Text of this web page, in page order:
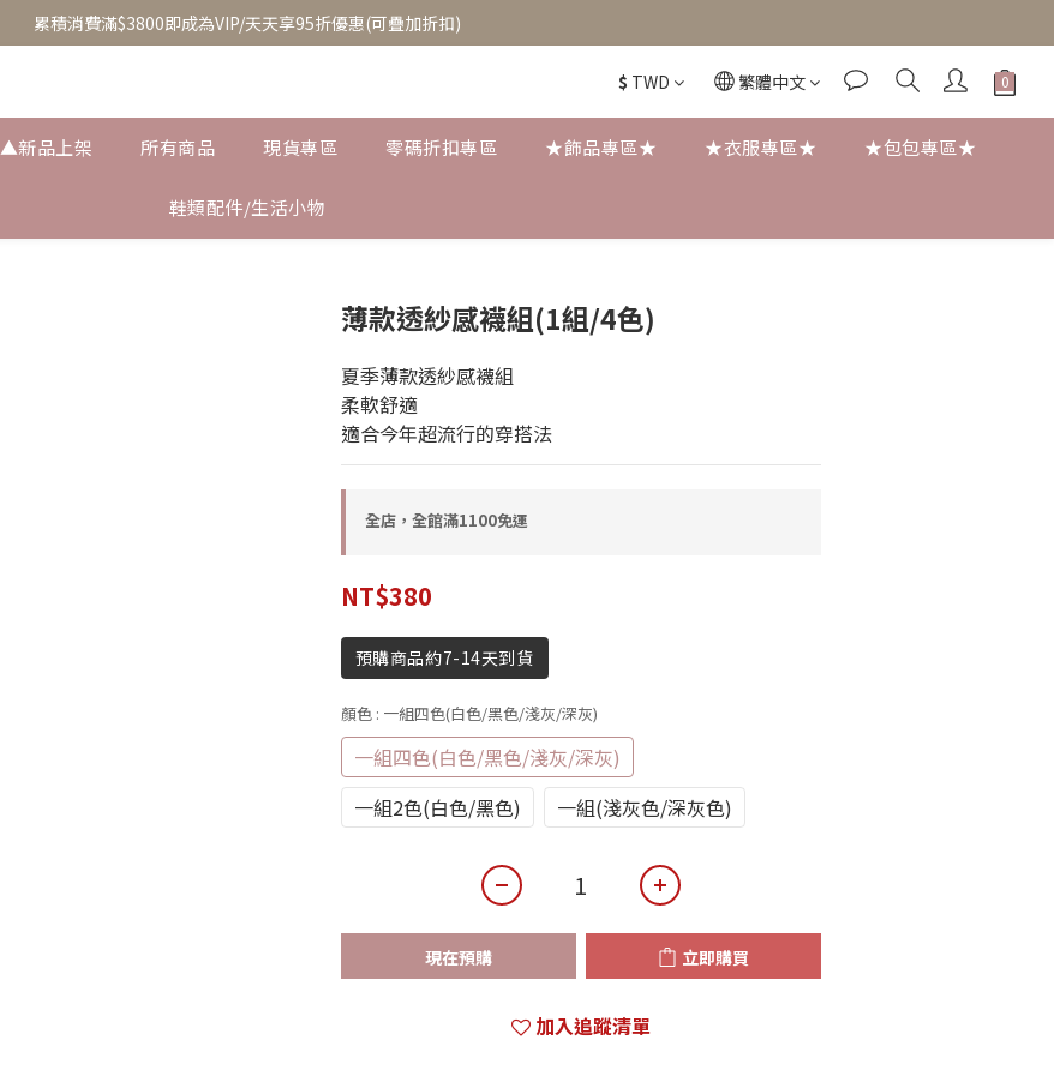
至8/5換季優惠/單件95折(部分商品除外)
累積消費滿$3800即成為VIP/天天享95折優惠(可疊加折扣)
$ TWD 繁體中文
▲新品上架 所有商品 現貨專區 零碼折扣專區 ★飾品專區★ ★衣服專區★ ★包包專區★
鞋類配件/生活小物
薄款透紗感襪組(1組/4色)
夏季薄款透紗感襪組
柔軟舒適
適合今年超流行的穿搭法
全店，全館滿1100免運
NT$380
預購商品約7-14天到貨
顏色 : 一組四色(白色/黑色/淺灰/深灰)
一組四色(白色/黑色/淺灰/深灰)
一組2色(白色/黑色)
一組(淺灰色/深灰色)
現在預購 立即購買
加入追蹤清單